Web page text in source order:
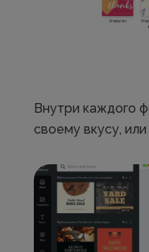
Внутри каждого
своему вкусу,